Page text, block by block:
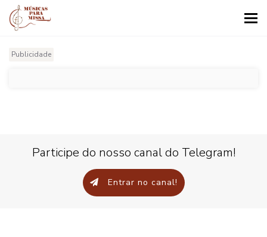
Publicidade
Participe do nosso canal do Telegram!
Entrar no canal!